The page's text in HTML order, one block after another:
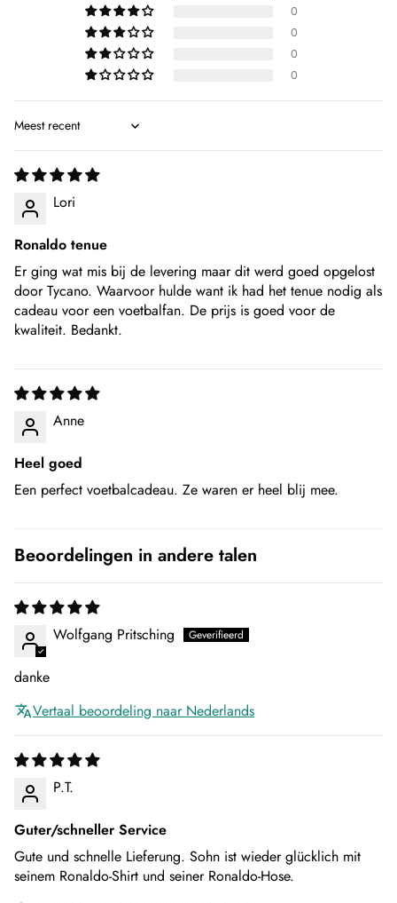
0
0
0
0
Sort by
Lori
Ronaldo tenue
Er ging wat mis bij de levering maar dit werd goed opgelost
door Tycano. Waarvoor hulde want ik had het tenue nodig als
cadeau voor een voetbalfan. De prijs is goed voor de
kwaliteit. Bedankt.
Anne
Heel goed
Een perfect voetbalcadeau. Ze waren er heel blij mee.
Beoordelingen in andere talen
Wolfgang Pritsching
danke
Vertaal beoordeling naar Nederlands
P.T.
Guter/schneller Service
Gute und schnelle Lieferung. Sohn ist wieder glücklich mit
seinem Ronaldo-Shirt und seiner Ronaldo-Hose.